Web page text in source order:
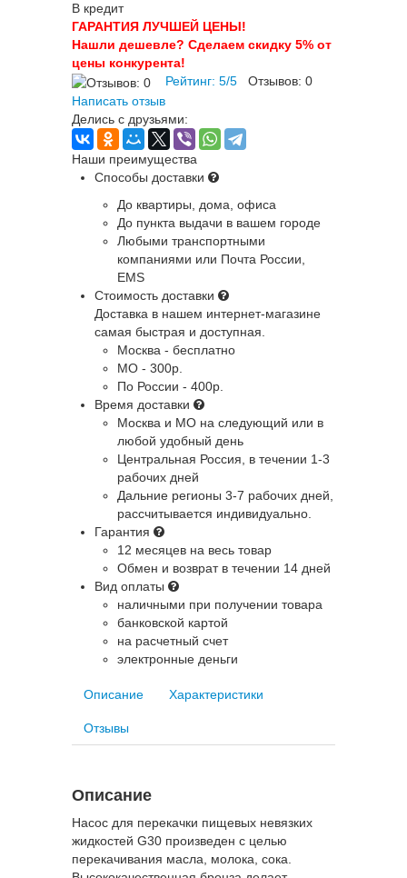
В кредит
ГАРАНТИЯ ЛУЧШЕЙ ЦЕНЫ!
Нашли дешевле? Сделаем скидку 5% от
цены конкурента!
Рейтинг: 5/5 Отзывов: 0
Написать отзыв
Делись с друзьями:
Наши преимущества
Способы доставки
До квартиры, дома, офиса
До пункта выдачи в вашем городе
Любыми транспортными
компаниями или Почта России,
EMS
Стоимость доставки
Доставка в нашем интернет-магазине
самая быстрая и доступная.
Москва - бесплатно
МО - 300р.
По России - 400р.
Время доставки
Москва и МО на следующий или в
любой удобный день
Центральная Россия , в течении 1-3
рабочих дней
Дальние регионы 3-7 рабочих дней,
рассчитывается индивидуально.
Гарантия
12 месяцев на весь товар
Обмен и возврат в течении 14 дней
Вид оплаты
наличными при получении товара
банковской картой
на расчетный счет
электронные деньги
Описание Характеристики
Отзывы
Описание
Насос для перекачки пищевых невязких
жидкостей G30 произведен с целью
перекачивания масла, молока, сока.